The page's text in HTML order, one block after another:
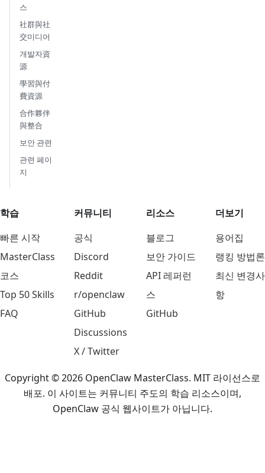
스
社群與社
交미디어
개발자資
源
學習與付
費資源
合作夥伴
與整合
보안 관련
관련 페이
지
학습
빠른 시작
MasterClass
코스
Top 50 Skills
FAQ
커뮤니티
공식
Discord
Reddit
r/openclaw
GitHub
Discussions
X / Twitter
리소스
블로그
보안 가이드
API 레퍼런
스
GitHub
더보기
용어집
랭킹 방법론
최신 변경사
항
Copyright © 2026 OpenClaw MasterClass. MIT 라이선스로
배포. 이 사이트는 커뮤니티 주도의 학습 리소스이며,
OpenClaw 공식 웹사이트가 아닙니다.